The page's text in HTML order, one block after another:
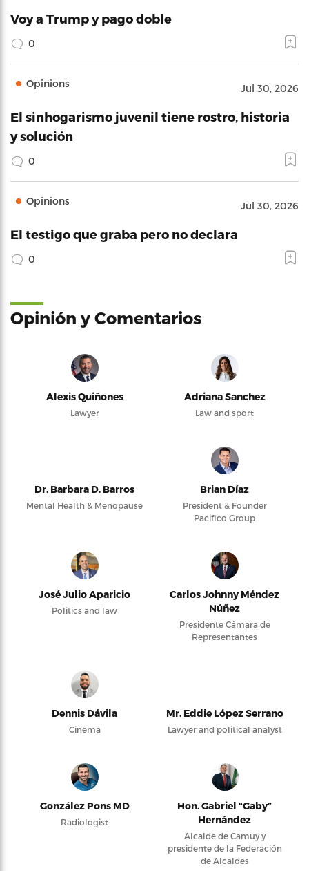
Voy a Trump y pago doble
0
Opinions Jul 30, 2026
El sinhogarismo juvenil tiene rostro, historia
y solución
0
Opinions Jul 30, 2026
El testigo que graba pero no declara
0
Opinión y Comentarios
Alexis Quiñones
Lawyer
Adriana Sanchez
Law and sport
Dr. Barbara D. Barros
Mental Health & Menopause
Brian Díaz
President & Founder
Pacifico Group
José Julio Aparicio
Politics and law
Carlos Johnny Méndez
Núñez
Presidente Cámara de
Representantes
Dennis Dávila
Cinema
Mr. Eddie López Serrano
Lawyer and political analyst
González Pons MD
Radiologist
Hon. Gabriel “Gaby”
Hernández
Alcalde de Camuy y
presidente de la Federación
de Alcaldes